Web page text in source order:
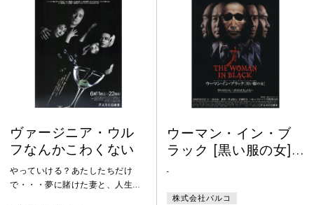
ヴァージニア・ウル
フなんかこわくない
やっていける？あたしたちだけ
で・・・夢に賭けた妻と、人生を
ウーマン・イン・ブ
ラック [黒い服の女]
― THE WOMAN IN
-
株式会社パルコ